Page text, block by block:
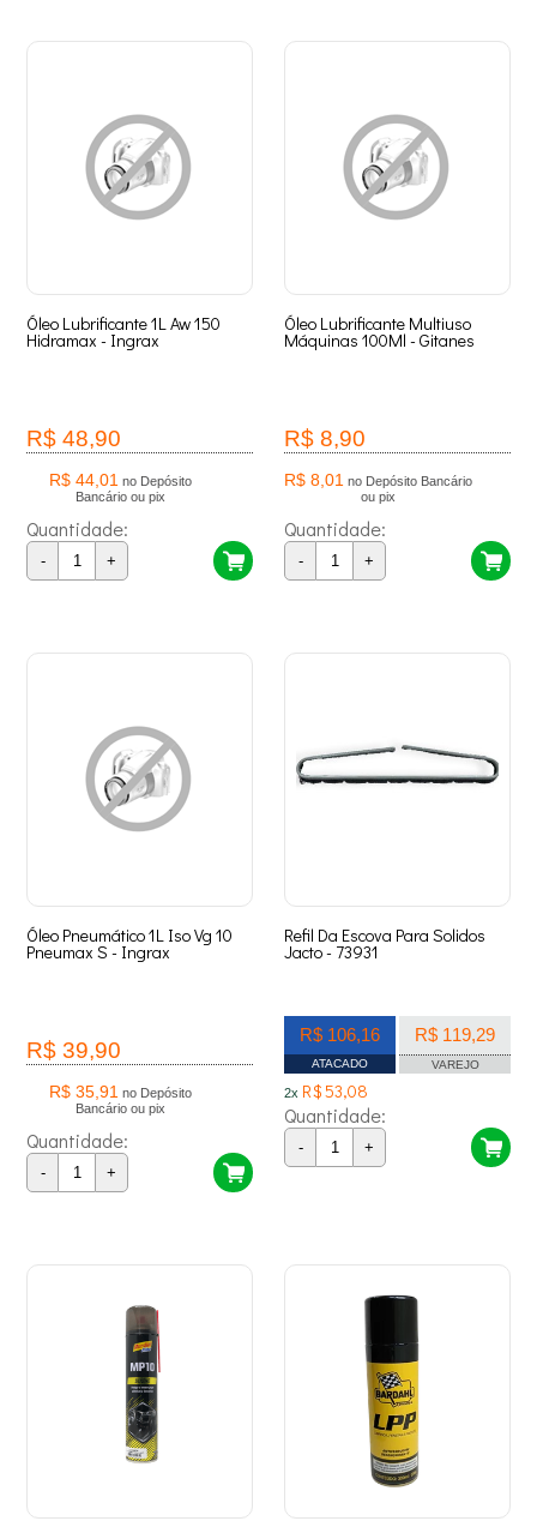
Óleo Lubrificante 1L Aw 150
Hidramax - Ingrax
R$ 48,90
R$ 44,01 no Depósito
Bancário ou pix
Quantidade:
- +
Óleo Lubrificante Multiuso
Máquinas 100Ml - Gitanes
R$ 8,90
R$ 8,01 no Depósito Bancário
ou pix
Quantidade:
- +
Óleo Pneumático 1L Iso Vg 10
Pneumax S - Ingrax
R$ 39,90
R$ 35,91 no Depósito
Bancário ou pix
Quantidade:
- +
Refil Da Escova Para Solidos
Jacto - 73931
R$ 106,16
ATACADO
R$ 119,29
VAREJO
2x R$ 53,08
Quantidade:
- +